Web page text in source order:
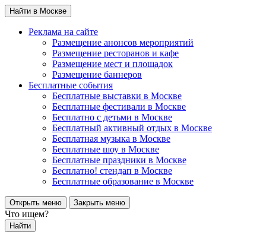
Найти в Москве
Реклама на сайте
Размещение анонсов мероприятий
Размещение ресторанов и кафе
Размещение мест и площадок
Размещение баннеров
Бесплатные события
Бесплатные выставки в Москве
Бесплатные фестивали в Москве
Бесплатно с детьми в Москве
Бесплатный активный отдых в Москве
Бесплатная музыка в Москве
Бесплатные шоу в Москве
Бесплатные праздники в Москве
Бесплатно! стендап в Москве
Бесплатные образование в Москве
Открыть меню Закрыть меню
Что ищем?
Найти